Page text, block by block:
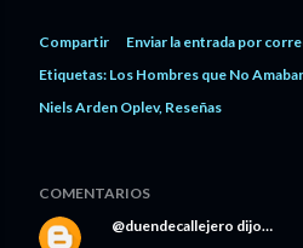
Compartir
Enviar la entrada por
Etiquetas: Los Hombres que No
Niels Arden Oplev Reseñas
COMENTARIOS
@duendecallejero dijo…